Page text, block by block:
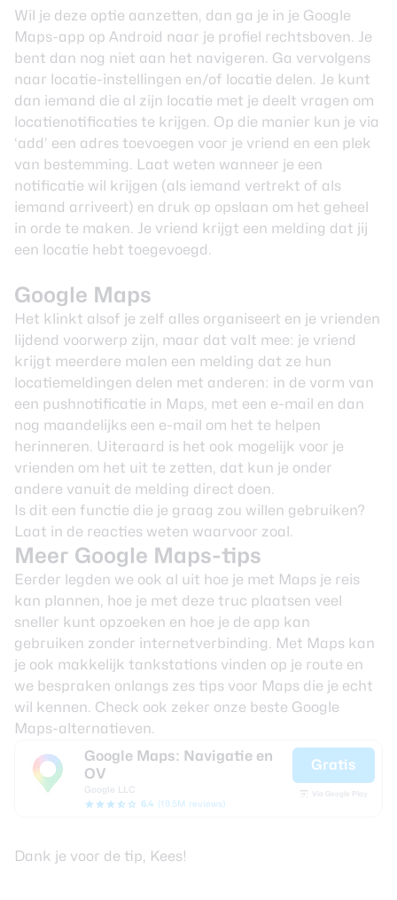
Wil je deze optie aanzetten, dan ga je in je Google
Maps-app op Android naar je profiel rechtsboven. Je
bent dan nog niet aan het navigeren. Ga vervolgens
naar locatie-instellingen en/of locatie delen. Je kunt
dan iemand die al zijn locatie met je deelt vragen om
locatienotificaties te krijgen. Op die manier kun je via
‘add’ een adres toevoegen voor je vriend en een plek
van bestemming. Laat weten wanneer je een
notificatie wil krijgen (als iemand vertrekt of als
iemand arriveert) en druk op opslaan om het geheel
in orde te maken. Je vriend krijgt een melding dat jij
een locatie hebt toegevoegd.
Google Maps
Het klinkt alsof je zelf alles organiseert en je vrienden
lijdend voorwerp zijn, maar dat valt mee: je vriend
krijgt meerdere malen een melding dat ze hun
locatiemeldingen delen met anderen: in de vorm van
een pushnotificatie in Maps, met een e-mail en dan
nog maandelijks een e-mail om het te helpen
herinneren. Uiteraard is het ook mogelijk voor je
vrienden om het uit te zetten, dat kun je onder
andere vanuit de melding direct doen.
Is dit een functie die je graag zou willen gebruiken?
Laat in de reacties weten waarvoor zoal.
Meer Google Maps-tips
Eerder legden we ook al uit hoe je met Maps je reis
kan plannen, hoe je met deze truc plaatsen veel
sneller kunt opzoeken en hoe je de app kan
gebruiken zonder internetverbinding. Met Maps kan
je ook makkelijk tankstations vinden op je route en
we bespraken onlangs zes tips voor Maps die je echt
wil kennen. Check ook zeker onze beste Google
Maps-alternatieven.
Google Maps: Navigatie en
OV
Google LLC
6.4 (19.5M reviews)
Gratis
Via Google Play
Dank je voor de tip, Kees!